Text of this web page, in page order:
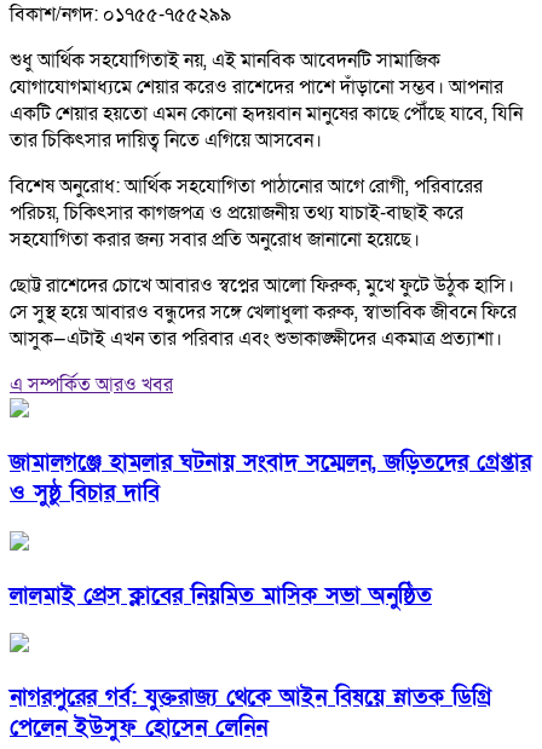
বিকাশ/নগদ: ০১৭৫৫-৭৫৫২৯৯
শুধু আর্থিক সহযোগিতাই নয়, এই মানবিক আবেদনটি সামাজিক
যোগাযোগমাধ্যমে শেয়ার করেও রাশেদের পাশে দাঁড়ানো সম্ভব। আপনার
একটি শেয়ার হয়তো এমন কোনো হৃদয়বান মানুষের কাছে পৌঁছে যাবে, যিনি
তার চিকিৎসার দায়িত্ব নিতে এগিয়ে আসবেন।
বিশেষ অনুরোধ: আর্থিক সহযোগিতা পাঠানোর আগে রোগী, পরিবারের
পরিচয়, চিকিৎসার কাগজপত্র ও প্রয়োজনীয় তথ্য যাচাই-বাছাই করে
সহযোগিতা করার জন্য সবার প্রতি অনুরোধ জানানো হয়েছে।
ছোট্ট রাশেদের চোখে আবারও স্বপ্নের আলো ফিরুক, মুখে ফুটে উঠুক হাসি।
সে সুস্থ হয়ে আবারও বন্ধুদের সঙ্গে খেলাধুলা করুক, স্বাভাবিক জীবনে ফিরে
আসুক—এটাই এখন তার পরিবার এবং শুভাকাঙ্ক্ষীদের একমাত্র প্রত্যাশা।
এ সম্পর্কিত আরও খবর
জামালগঞ্জে হামলার ঘটনায় সংবাদ সম্মেলন, জড়িতদের গ্রেপ্তার
ও সুষ্ঠু বিচার দাবি
লালমাই প্রেস ক্লাবের নিয়মিত মাসিক সভা অনুষ্ঠিত
নাগরপুরের গর্ব: যুক্তরাজ্য থেকে আইন বিষয়ে স্নাতক ডিগ্রি
পেলেন ইউসুফ হোসেন লেনিন